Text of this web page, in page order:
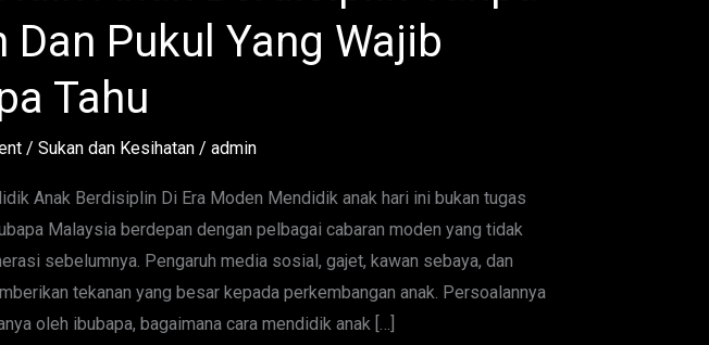
Dan Pukul Yang Wajib
Tahu
/ Sukan dan Kesihatan/ admin
Anak Berdisiplin Di Era Moden Mendidik anak hari ini bukan tugas
Malaysia berdepan dengan pelbagai cabaran moden yang tidak
sebelumnya. Pengaruh media sosial, gajet, kawan sebaya, dan
tekanan yang besar kepada perkembangan anak. Persoalannya
oleh ibubapa, bagaimana cara mendidik anak […]